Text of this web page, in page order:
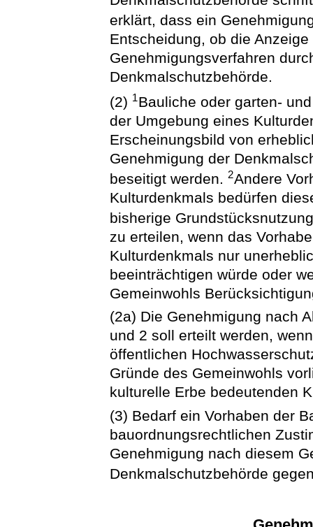
erklärt, dass ein
Entscheidung, ob die
Genehmigungsverfahren
Denkmalschutzbehörde.
(2) 1Bauliche oder garten-
der Umgebung eines
Erscheinungsbild von
Genehmigung der
beseitigt werden.2Andere
Kulturdenkmals bedürfen
bisherige
zu erteilen, wenn das
Kulturdenkmals nur
beeinträchtigen würde oder
Gemeinwohls
(2a) Die Genehmigung nach
und 2 soll erteilt werden,
öffentlichen
Gründe des Gemeinwohls
kulturelle Erbe bedeutenden
(3) Bedarf ein Vorhaben der
bauordnungsrechtlichen
Genehmigung nach diesem
Denkmalschutzbehörde